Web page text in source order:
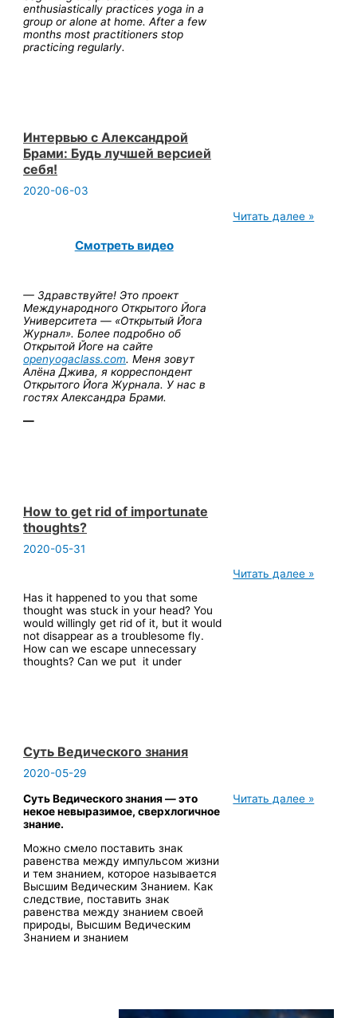
enthusiastically practices yoga in a
group or alone at home. After a few
months most practitioners stop
practicing regularly.
Интервью с Александрой
Брами: Будь лучшей версией
себя!
2020-06-03
Смотреть видео
— Здравствуйте! Это проект
Международного Открытого Йога
Университета — «Открытый Йога
Журнал». Более подробно об
Открытой Йоге на сайте
openyogaclass.com. Меня зовут
Алёна Джива, я корреспондент
Открытого Йога Журнала. У нас в
гостях Александра Брами.
—
Интервью
Читать далее »
How to get rid of importunate
thoughts?
2020-05-31
Has it happened to you that some
thought was stuck in your head? You
would willingly get rid of it, but it would
not disappear as a troublesome fly.
How can we escape unnecessary
thoughts? Can we put it under
How
Читать далее »
Суть Ведического знания
2020-05-29
Суть Ведического знания — это
некое невыразимое, сверхлогичное
знание.
Можно смело поставить знак
равенства между импульсом жизни
и тем знанием, которое называется
Высшим Ведическим Знанием. Как
следствие, поставить знак
равенства между знанием своей
природы, Высшим Ведическим
Знанием и знанием
Суть
Читать далее »